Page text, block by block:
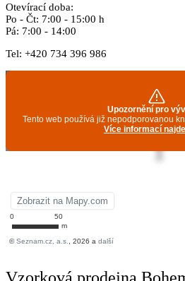
Otevírací doba:
Po - Čt: 7:00 - 15:00 h
Pá: 7:00 - 14:00
Tel: +420 734 396 986
Vzorková prodejna